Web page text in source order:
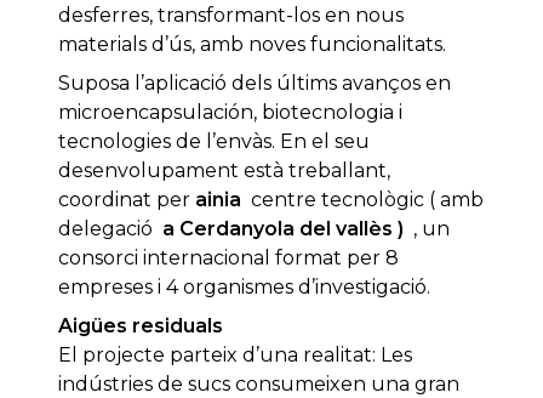
desferres, transformant-los en nous
materials d’ús, amb noves funcionalitats.
Suposa l’aplicació dels últims avanços en
microencapsulación, biotecnologia i
tecnologies de l’envàs. En el seu
desenvolupament està treballant,
coordinat per ainia centre tecnològic ( amb
delegació a Cerdanyola del vallès ) , un
consorci internacional format per 8
empreses i 4 organismes d’investigació.
Aigües residuals
El projecte parteix d’una realitat: Les
indústries de sucs consumeixen una gran